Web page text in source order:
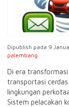
Dipublish pada 9
palembang
Di era
transportasi
lingkungan
Sistem pelacakan